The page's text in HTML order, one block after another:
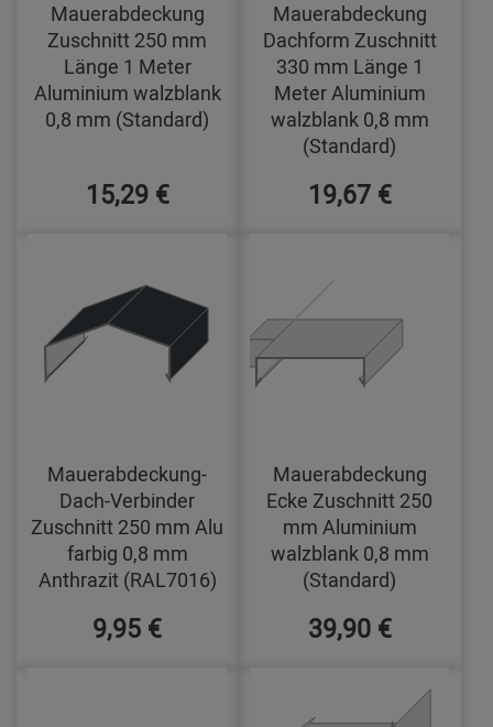
Mauerabdeckung
Zuschnitt 250 mm
Länge 1 Meter
Aluminium walzblank
0,8 mm (Standard)
15,29 €
Mauerabdeckung
Dachform Zuschnitt
330 mm Länge 1
Meter Aluminium
walzblank 0,8 mm
(Standard)
19,67 €
Mauerabdeckung-
Dach-Verbinder
Zuschnitt 250 mm Alu
farbig 0,8 mm
Anthrazit (RAL7016)
9,95 €
Mauerabdeckung
Ecke Zuschnitt 250
mm Aluminium
walzblank 0,8 mm
(Standard)
39,90 €